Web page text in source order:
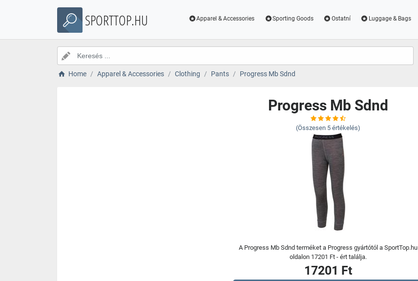
SPORTTOP.HU Apparel & Accessories Sporting Goods Ostatní Luggage & Bags
Home Apparel & Accessories Clothing Pants Progress Mb Sdnd
Progress Mb Sdnd
(Összesen 5 értékelés)
A Progress Mb Sdnd terméket a Progress gyártótól a SportTop.hu
oldalon 17201 Ft - ért találja.
17201 Ft